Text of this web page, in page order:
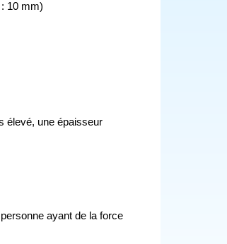
10 mm)
élevé, une épaisseur
ayant de la force